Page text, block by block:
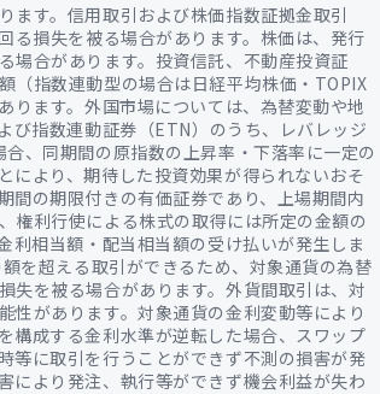
す。信用取引および株価指数証拠金取引
る損失を被る場合があります。株価は、発行
場合があります。投資信託、不動産投資証
（指数連動型の場合は日経平均株価・TOPIX
ります。外国市場については、為替変動や地
び指数連動証券（ETN）のうち、レバレッジ
、同期間の原指数の上昇率・下落率に一定の
により、期待した投資効果が得られないおそ
間の期限付きの有価証券であり、上場期間内
権利行使による株式の取得には所定の金額の
利相当額・配当相当額の受け払いが発生しま
を超える取引ができるため、対象通貨の為替
失を被る場合があります。外貨間取引は、対
性があります。対象通貨の金利変動等により
構成する金利水準が逆転した場合、スワップ
等に取引を行うことができず不測の損害が発
により発注、執行等ができず機会利益が失わ